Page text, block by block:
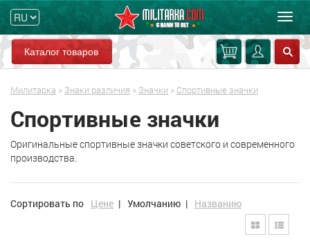
Каталог товаров
Милитарка » Знаки различия » Значки » Спортивные значки
Спортивные значки
Оригинальные спортивные значки советского и современного
производства.
Сортировать по Цене | Умолчанию | Названию